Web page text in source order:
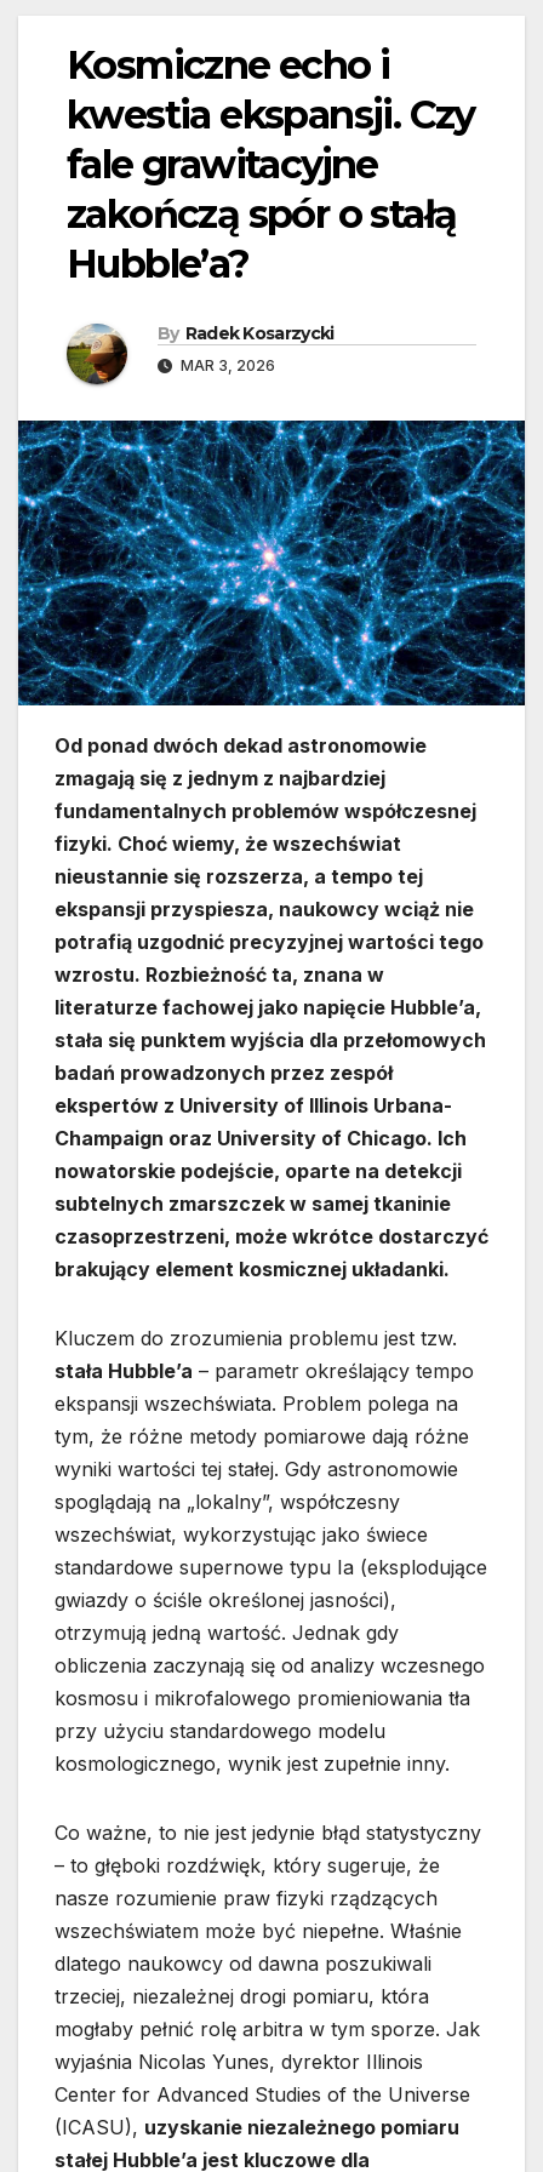
Kosmiczne echo i
kwestia ekspansji. Czy
fale grawitacyjne
zakończą spór o stałą
Hubble’a?
By Radek Kosarzycki
MAR 3, 2026
Od ponad dwóch dekad astronomowie
zmagają się z jednym z najbardziej
fundamentalnych problemów współczesnej
fizyki. Choć wiemy, że wszechświat
nieustannie się rozszerza, a tempo tej
ekspansji przyspiesza, naukowcy wciąż nie
potrafią uzgodnić precyzyjnej wartości tego
wzrostu. Rozbieżność ta, znana w
literaturze fachowej jako napięcie Hubble’a,
stała się punktem wyjścia dla przełomowych
badań prowadzonych przez zespół
ekspertów z University of Illinois Urbana-
Champaign oraz University of Chicago. Ich
nowatorskie podejście, oparte na detekcji
subtelnych zmarszczek w samej tkaninie
czasoprzestrzeni, może wkrótce dostarczyć
brakujący element kosmicznej układanki.
Kluczem do zrozumienia problemu jest tzw.
stała Hubble’a – parametr określający tempo
ekspansji wszechświata. Problem polega na
tym, że różne metody pomiarowe dają różne
wyniki wartości tej stałej. Gdy astronomowie
spoglądają na „lokalny”, współczesny
wszechświat, wykorzystując jako świece
standardowe supernowe typu Ia (eksplodujące
gwiazdy o ściśle określonej jasności),
otrzymują jedną wartość. Jednak gdy
obliczenia zaczynają się od analizy wczesnego
kosmosu i mikrofalowego promieniowania tła
przy użyciu standardowego modelu
kosmologicznego, wynik jest zupełnie inny.
Co ważne, to nie jest jedynie błąd statystyczny
– to głęboki rozdźwięk, który sugeruje, że
nasze rozumienie praw fizyki rządzących
wszechświatem może być niepełne. Właśnie
dlatego naukowcy od dawna poszukiwali
trzeciej, niezależnej drogi pomiaru, która
mogłaby pełnić rolę arbitra w tym sporze. Jak
wyjaśnia Nicolas Yunes, dyrektor Illinois
Center for Advanced Studies of the Universe
(ICASU), uzyskanie niezależnego pomiaru
stałej Hubble’a jest kluczowe dla